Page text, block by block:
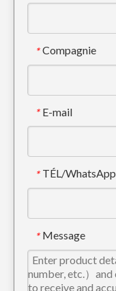
* Compagnie
* E-mail
* TÉL/WhatsApp
* Message